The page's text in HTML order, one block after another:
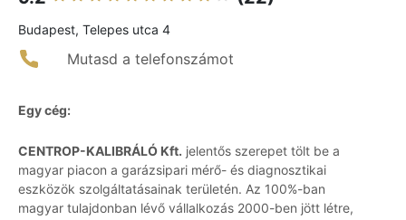
Budapest, Telepes utca 4
Mutasd a telefonszámot
Egy cég:
CENTROP-KALIBRÁLÓ Kft. jelentős szerepet tölt be a
magyar piacon a garázsipari mérő- és diagnosztikai
eszközök szolgáltatásainak területén. Az 100%-ban
magyar tulajdonban lévő vállalkozás 2000-ben jött létre,